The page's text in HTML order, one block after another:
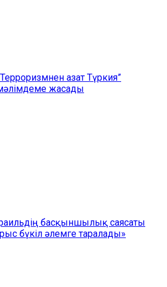
азат Түркия”
жасады
басқыншылық саясаты
бүкіл әлемге таралады»